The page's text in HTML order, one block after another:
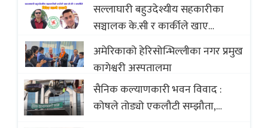
सल्लाघारी बहुउदेश्यीय सहकारीका
सञ्चालक के.सी र कार्कीले खाए
सदस्यको करोडौं बचत
अमेरिकाको हेरिसोन्भिल्लीका नगर प्रमुख
कागेश्वरी अस्पतालमा
सैनिक कल्याणकारी भवन विवाद :
कोषले तोड्यो एकलौटी सम्झौता,